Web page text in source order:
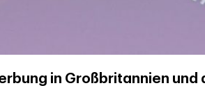
in Großbritannien und